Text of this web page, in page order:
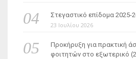
Στεγαστικό επίδομα 2025-
23 Ιουλίου 2026
Προκήρυξη για πρακτική
φοιτητών στο εξωτερικό